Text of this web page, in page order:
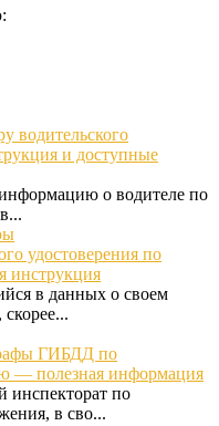
водительского
и доступные
о водителе по
удостоверения по
инструкция
в данных о своем
ГИБДД по
— полезная информация
инспекторат по
в сво...